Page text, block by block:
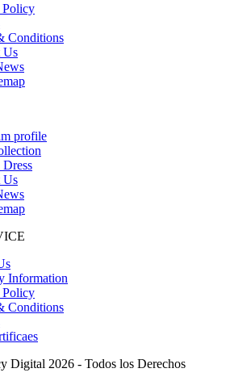
Policy
Conditions
Us
profile
Us
Information
Policy
Conditions
Digital 2026 - Todos los Derechos